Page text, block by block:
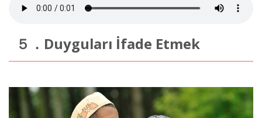
５．Duyguları İfade Etmek